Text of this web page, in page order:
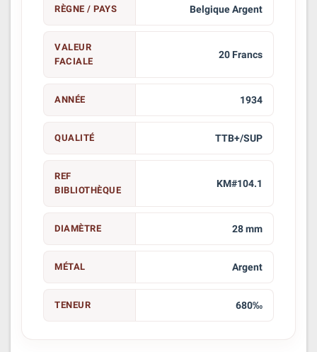
RÈGNE / PAYS Belgique Argent
VALEUR
FACIALE
20 Francs
ANNÉE 1934
QUALITÉ TTB+/SUP
REF
BIBLIOTHÈQUE
KM#104.1
DIAMÈTRE 28 mm
MÉTAL Argent
TENEUR 680‰